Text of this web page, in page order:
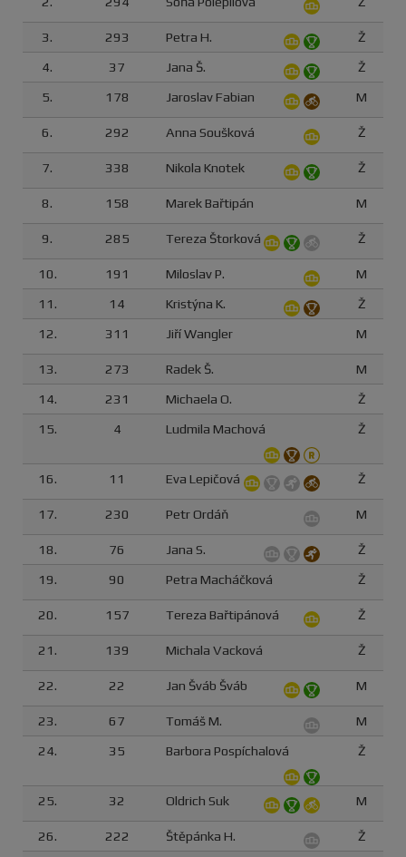
3. 293 Petra H.
Ž
4.
37 Jana Š.
Ž
5.
178 Jaroslav Fabian M
6. 292 Anna Soušková Ž
7. 338 Nikola Knotek Ž
8. 158 Marek Bařtipán M
9. 285 Tereza Štorková Ž
10. 191 Miloslav P.
M
11.
14 Kristýna K.
Ž
12.
311 Jiří Wangler M
13. 273 Radek Š.
M
14.
231 Michaela O.
Ž
15.
4 Ludmila Machová Ž
16. 11 Eva Lepičová Ž
17. 230 Petr Ordáň M
18. 76 Jana S.
Ž
19.
90 Petra Macháčková Ž
20. 157 Tereza Bařtipánová Ž
21. 139 Michala Vacková Ž
22. 22 Jan Šváb Šváb M
23. 67 Tomáš M.
M
24.
35 Barbora Pospíchalová Ž
25. 32 Oldrich Suk M
26. 222 Štěpánka H.
Ž